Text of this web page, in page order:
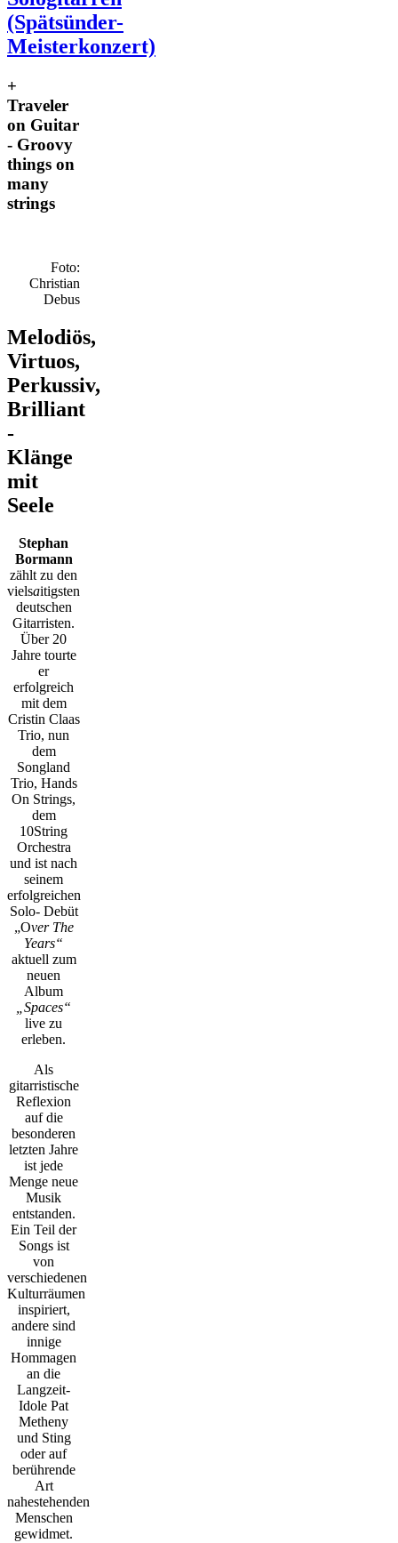
(Spätsünder-
Meisterkonzert)
+
Traveler
on Guitar
- Groovy
things on
many
strings
Foto:
Christian
Debus
Melodiös,
Virtuos,
Perkussiv,
Brilliant
-
Klänge
mit
Seele
Stephan
Bormann
zählt zu den
vielsaitigsten
deutschen
Gitarristen.
Über 20
Jahre tourte
er
erfolgreich
mit dem
Cristin Claas
Trio, nun
dem
Songland
Trio, Hands
On Strings,
dem
10String
Orchestra
und ist nach
seinem
erfolgreichen
Solo- Debüt
„Over The
Years“
aktuell zum
neuen
Album
„Spaces“
live zu
erleben.
Als
gitarristische
Reflexion
auf die
besonderen
letzten Jahre
ist jede
Menge neue
Musik
entstanden.
Ein Teil der
Songs ist
von
verschiedenen
Kulturräumen
inspiriert,
andere sind
innige
Hommagen
an die
Langzeit-
Idole Pat
Metheny
und Sting
oder auf
berührende
Art
nahestehenden
Menschen
gewidmet.